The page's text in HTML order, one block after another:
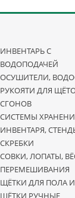
ИНВЕНТАРЬ С
ВОДОПОДАЧЕЙ
ОСУШИТЕЛИ,
РУКОЯТИ ДЛЯ
СГОНОВ
СИСТЕМЫ
ИНВЕНТАРЯ,
СКРЕБКИ
СОВКИ, ЛОПАТЫ,
ПЕРЕМЕШИВАНИЯ
ЩЁТКИ ДЛЯ ПОЛА И
ЩЁТКИ РУЧНЫЕ